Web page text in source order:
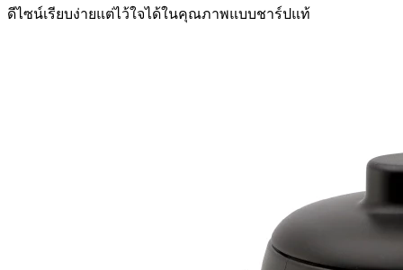
ดีไซน์เรียบง่ายแต่ไว้ใจได้ในคุณภาพแบบชาร์ปแท้